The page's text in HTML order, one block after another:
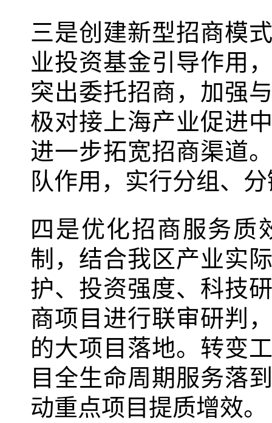
三是创建新型招商模
业投资基金引导作用
突出委托招商，加强
极对接上海产业促进
进一步拓宽招商渠道
队作用，实行分组、
四是优化招商服务质
制，结合我区产业实
护、投资强度、科技
商项目进行联审研判
的大项目落地。转变
目全生命周期服务落
动重点项目提质增效。